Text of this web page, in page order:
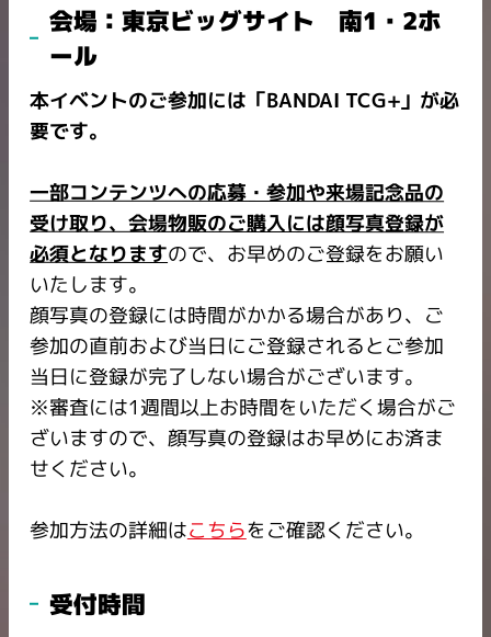
会場：東京ビッグサイト 南1・2ホ
ール
本イベントのご参加には「BANDAI TCG+」が必
要です。
一部コンテンツへの応募・参加や来場記念品の
受け取り、会場物販のご購入には顔写真登録が
必須となりますので、お早めのご登録をお願い
いたします。
顔写真の登録には時間がかかる場合があり、ご
参加の直前および当日にご登録されるとご参加
当日に登録が完了しない場合がございます。
※審査には1週間以上お時間をいただく場合がご
ざいますので、顔写真の登録はお早めにお済ま
せください。
参加方法の詳細はこちらをご確認ください。
受付時間